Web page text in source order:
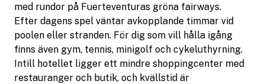
med rundor på Fuerteventuras gröna fairways.
Efter dagens spel väntar avkopplande timmar vid
poolen eller stranden. För dig som vill hålla igång
finns även gym, tennis, minigolf och cykeluthyrning.
Intill hotellet ligger ett mindre shoppingcenter med
restauranger och butik, och kvällstid är